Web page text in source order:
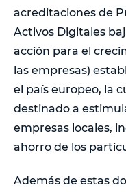
acreditaciones de
Activos Digitales
acción para el
las empresas)
el país europeo, la
destinado a
empresas locales,
ahorro de los
Además de estas